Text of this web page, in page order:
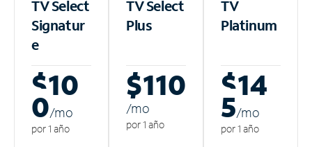
TV Select
Signatur
e
$10
0/mo
por 1 año
TV Select
Plus
$110
/mo
por 1 año
TV
Platinum
$14
5/mo
por 1 año